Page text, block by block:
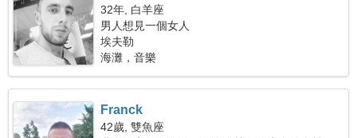
32年, 白羊座
男人想見一個女人
埃夫勒
海灘，音樂
Franck
42歲, 雙魚座